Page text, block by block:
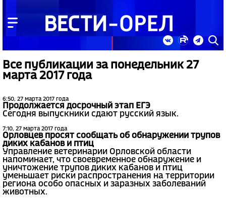
Все публикации за понедельник 27
марта 2017 года
6:50, 27 марта 2017 года
Продолжается досрочный этап ЕГЭ
Сегодня выпускники сдают русский язык.
7:10, 27 марта 2017 года
Орловцев просят сообщать об обнаружении трупов
диких кабанов и птиц
Управление ветеринарии Орловской области
напоминает, что своевременное обнаружение и
уничтожение трупов диких кабанов и птиц
уменьшает риски распространения на территории
региона особо опасных и заразных заболеваний
животных.